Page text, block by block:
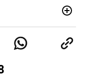
spagnolo e il
di ruolo